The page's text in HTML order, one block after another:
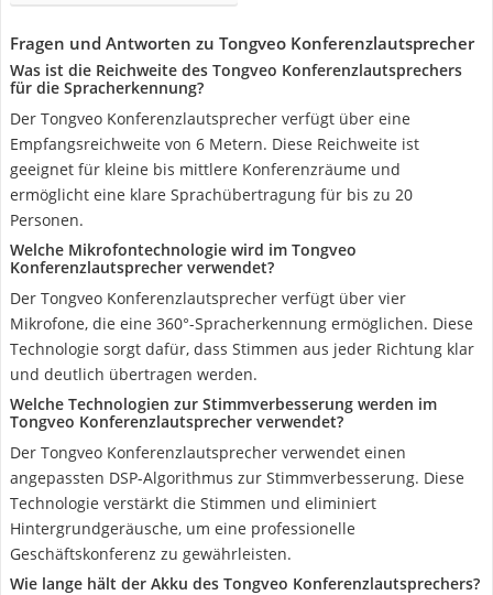
Fragen und Antworten zu Tongveo Konferenzlautsprecher
Was ist die Reichweite des Tongveo Konferenzlautsprechers
für die Spracherkennung?
Der Tongveo Konferenzlautsprecher verfügt über eine
Empfangsreichweite von 6 Metern. Diese Reichweite ist
geeignet für kleine bis mittlere Konferenzräume und
ermöglicht eine klare Sprachübertragung für bis zu 20
Personen.
Welche Mikrofontechnologie wird im Tongveo
Konferenzlautsprecher verwendet?
Der Tongveo Konferenzlautsprecher verfügt über vier
Mikrofone, die eine 360°-Spracherkennung ermöglichen. Diese
Technologie sorgt dafür, dass Stimmen aus jeder Richtung klar
und deutlich übertragen werden.
Welche Technologien zur Stimmverbesserung werden im
Tongveo Konferenzlautsprecher verwendet?
Der Tongveo Konferenzlautsprecher verwendet einen
angepassten DSP-Algorithmus zur Stimmverbesserung. Diese
Technologie verstärkt die Stimmen und eliminiert
Hintergrundgeräusche, um eine professionelle
Geschäftskonferenz zu gewährleisten.
Wie lange hält der Akku des Tongveo Konferenzlautsprechers?